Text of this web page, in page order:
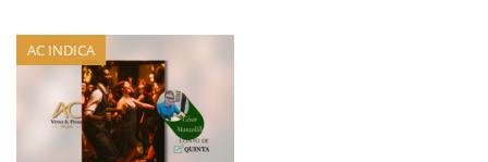
AC INDICA